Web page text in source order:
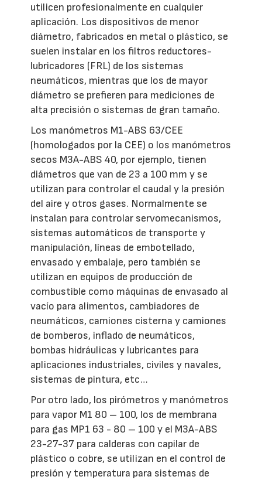
utilicen profesionalmente en cualquier
aplicación. Los dispositivos de menor
diámetro, fabricados en metal o plástico, se
suelen instalar en los filtros reductores-
lubricadores (FRL) de los sistemas
neumáticos, mientras que los de mayor
diámetro se prefieren para mediciones de
alta precisión o sistemas de gran tamaño.
Los manómetros M1-ABS 63/CEE
(homologados por la CEE) o los manómetros
secos M3A-ABS 40, por ejemplo, tienen
diámetros que van de 23 a 100 mm y se
utilizan para controlar el caudal y la presión
del aire y otros gases. Normalmente se
instalan para controlar servomecanismos,
sistemas automáticos de transporte y
manipulación, líneas de embotellado,
envasado y embalaje, pero también se
utilizan en equipos de producción de
combustible como máquinas de envasado al
vacío para alimentos, cambiadores de
neumáticos, camiones cisterna y camiones
de bomberos, inflado de neumáticos,
bombas hidráulicas y lubricantes para
aplicaciones industriales, civiles y navales,
sistemas de pintura, etc…
Por otro lado, los pirómetros y manómetros
para vapor M1 80 – 100, los de membrana
para gas MP1 63 - 80 – 100 y el M3A-ABS
23-27-37 para calderas con capilar de
plástico o cobre, se utilizan en el control de
presión y temperatura para sistemas de